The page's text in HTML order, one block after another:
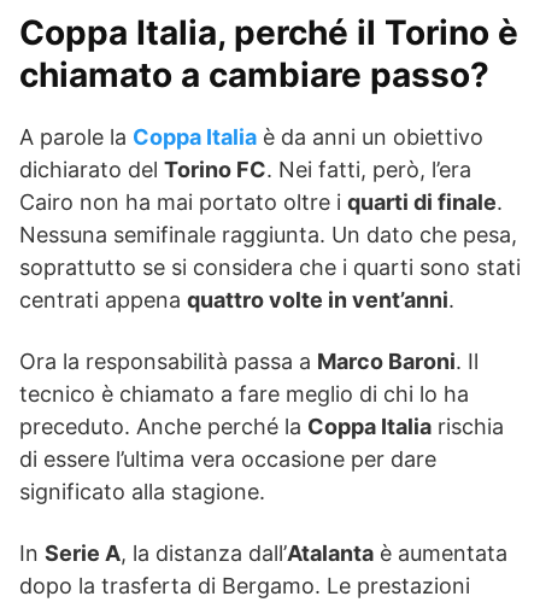
Coppa Italia, perché il Torino è
chiamato a cambiare passo?
A parole la Coppa Italia è da anni un obiettivo
dichiarato del Torino FC. Nei fatti, però, l’era
Cairo non ha mai portato oltre i quarti di finale.
Nessuna semifinale raggiunta. Un dato che pesa,
soprattutto se si considera che i quarti sono stati
centrati appena quattro volte in vent’anni.
Ora la responsabilità passa a Marco Baroni. Il
tecnico è chiamato a fare meglio di chi lo ha
preceduto. Anche perché la Coppa Italia rischia
di essere l’ultima vera occasione per dare
significato alla stagione.
In Serie A, la distanza dall’Atalanta è aumentata
dopo la trasferta di Bergamo. Le prestazioni